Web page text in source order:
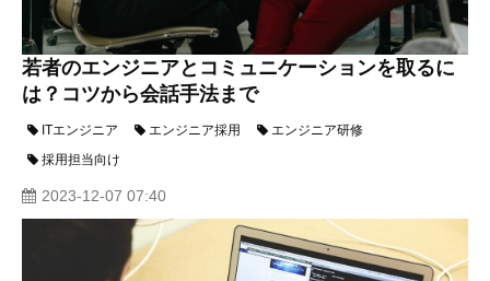
若者のエンジニアとコミュニケーションを取るに
は？コツから会話手法まで
ITエンジニア エンジニア採用
エンジニア研修
採用担当向け
2023-12-07 07:40